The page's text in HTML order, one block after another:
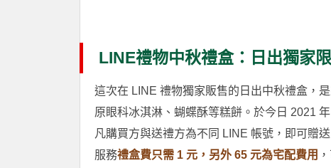
LINE禮物中秋禮盒：日出獨家
這次在 LINE 禮物獨家販售的日出中秋禮盒，
原眼科冰淇淋、蝴蝶酥等糕餅。於今日 2021
凡購買方與送禮方為不同 LINE 帳號，即可贈
服務禮盒費只需 1 元，另外 65 元為宅配費用